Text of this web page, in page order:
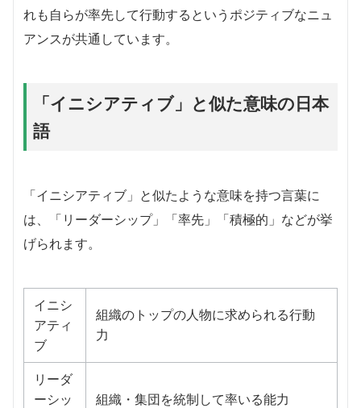
れも自らが率先して行動するというポジティブなニュ
アンスが共通しています。
「イニシアティブ」と似た意味の日本
語
「イニシアティブ」と似たような意味を持つ言葉に
は、「リーダーシップ」「率先」「積極的」などが挙
げられます。
イニシ
アティ
ブ
組織のトップの人物に求められる行動
力
リーダ
ーシッ
組織・集団を統制して率いる能力